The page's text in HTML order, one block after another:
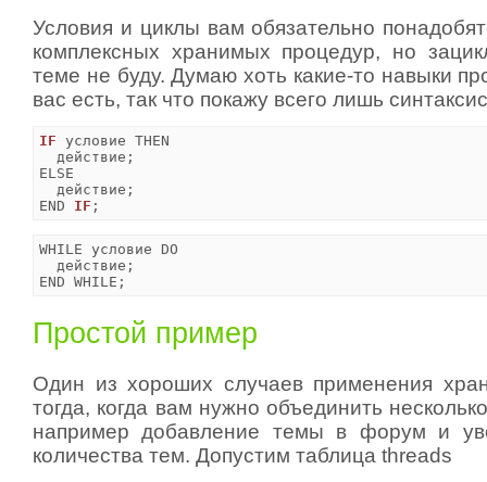
Условия и циклы вам обязательно
комплексных хранимых процедур, но
теме не буду. Думаю хоть какие-то навыки
вас есть, так что покажу всего лишь
IF условие THEN
  действие;
ELSE
  действие;
END IF ;
WHILE условие DO
  действие;
END WHILE;
Простой пример
Один из хороших случаев применения
тогда, когда вам нужно объединить
например добавление темы в форум и
количества тем. Допустим таблица threads